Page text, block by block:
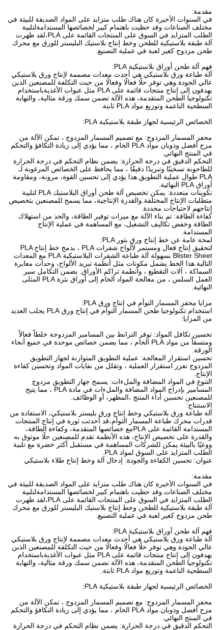
مقدمة:
في السنوات الأخيرة كان هناك طلب متزايد على المواد الصديقة للبيئة في
مختلف الصناعات.وقد حظيت باهتمام كبير لخصائصها المستدامةلتلبية
الطلب المتزايد في السوق على المنتجات القائمة على PLA،لقد ظهرت
آلة طبقة بلاستيكية للطحن وخط إنتاج بلاستيك البليستر للورق مع محرك
طحن مزدوج كغير لعبة في عملية التصنيع.
فهم آلة طحن أوراق بلاستيكية PLA:
آلة طباعة ورق بلاستيكي هي أحدث معدات مصممة لإنتاج ورق بلاستيكي
عالي الجودة.وهي توفر حلًا فعالًا وفعالًا من حيث التكلفة للمصنعين الذين
يهدفون إلى إنتاج منتجات قائمة على PLA مثل عبوات الأغذيةباستخدام
تكنولوجيا الطحن المتقدمة، هذه الآلة تضمن سمك ورقة مثالية، والنهاية
السطحية الناعمة وتوزيع مواد PLA ثابتة.
الخصائص الرئيسية لجهاز طبقة بلاستيكية PLA:
محفز المسمار المزدوج: مع تصميم المسمار المزدوج ، تمكن الآلة من
مزج أفضل وذوبان مواد PLA الخام ، مما يؤدي إلى زيادة التكافؤ والتحكم
في المنتج النهائي.
التحكم الدقيق في درجة الحرارة: يضمن نظام التحكم في درجة الحرارة
للطاحونة تسخينًا وتبريدًا دقيقًا ، مما يحافظ على الخصائص المرغوبة لـ
PLA طوال عملية التطويق.هذا يؤدي إلى تحسين القوة، مرونة، ومقاومة
أوراق PLA النهائية.
تكوينات متعددة: يمكن تخصيص آلة طحن أوراق البلاستيك PLA لتلبية
متطلبات الإنتاج المختلفة.والقدرة الإنتاجية، مما يسمح للمصنعين بتخصيص
إنتاجهم لاحتياجات محددة.
كفاءة الطاقة: تم بناء الآلة مع ميزات توفير الطاقة، والحد من استهلاك
الطاقة وخفض تكاليف التشغيل، مع المساهمة في عملية الإنتاج
المستدامة.
لمحة عامة عن خط إنتاج ورق بثور PLA:
لتحقيق إنتاج فعال ومستمر لألواح شفرات PLA ، يدمج خط إنتاج PLA
Blister Sheet بسهولة آلة طباعة الشفرات البلاستيكية PLA مع المعدات
التالية.هذا الخط يشمل مكونات مثل أنظمة تبريد الألواح، وحدات معايرة
السماكة ، آلات التقطيع ، وأنظمة تراكم الأوراق. يضمن التكامل سير
العمل السلس ، من معالجة المواد الخام إلى أوراق بثرة PLA المثلى
النهائية.
مزايا محفز المسمار التوأم في إنتاج ورق PLA:
استخدام تكنولوجيا طحن المسمار التوأم في إنتاج ورق PLA يجلب العديد
من المزايا:
تحسين تكافل المواد: توفر الترابط بين المسامير المزدوجة خلطاً فعالاً
ومتسقاً من مواد PLA الخام ، مما يضمن خصائص موحدة في جميع أنحاء
الورقة.
تحسين استقرار المعالجة: عملية التطويق المتوازنة لجهاز التطويق
المزدوج تعزز استقرار العملية ، وتقلل من نفايات المواد وتحسين كفاءة
الإنتاج.
التنوع في المواد المضافة والملءات: يسمح جهاز التطويق مزدوج
المسامير بإدراج المواد المضافة والملءات في مادة PLA ، مما يتيح
للمصنعين تحسين أداء المنتج ،المظهر، أو الوظائف.
الاستنتاج:
آلة طباعة ورق بلاستيكي وخط إنتاج ورق بليستر بلاستيكي، الاستفادة من
قدرات محرك طباعة المسمار التوأم،قد أحدثت ثورة في إنتاج المنتجات
المستدامة القائمة على PLAمع خصائصها المتقدمة، وكفاءة الطاقة،
والقدرة على تخصيص الإنتاج، هذه الأنظمة تقدم للمصنعين حلًا موثوق به
ووعيًا بالبيئة.يمكن للشركات المساهمة في مستقبل أكثر خضرة مع تلبية
الطلب المتزايد على السوق لمواد PLA.
عنوان: تحسين الكفاءة والجودة: إدخال آلة وخط إنتاج طلاء بلاستيكي
مقدمة:
في السنوات الأخيرة كان هناك طلب متزايد على المواد الصديقة للبيئة في
مختلف الصناعات.وقد حظيت باهتمام كبير لخصائصها المستدامةلتلبية
الطلب المتزايد في السوق على المنتجات القائمة على PLA،لقد ظهرت
آلة طبقة بلاستيكية للطحن وخط إنتاج بلاستيك البليستر للورق مع محرك
طحن مزدوج كغير لعبة في عملية التصنيع.
فهم آلة طحن أوراق بلاستيكية PLA:
آلة طباعة ورق بلاستيكي هي أحدث معدات مصممة لإنتاج ورق بلاستيكي
عالي الجودة.وهي توفر حلًا فعالًا وفعالًا من حيث التكلفة للمصنعين الذين
يهدفون إلى إنتاج منتجات قائمة على PLA مثل عبوات الأغذيةباستخدام
تكنولوجيا الطحن المتقدمة، هذه الآلة تضمن سمك ورقة مثالية، والنهاية
السطحية الناعمة وتوزيع مواد PLA ثابتة.
الخصائص الرئيسية لجهاز طبقة بلاستيكية PLA:
محفز المسمار المزدوج: مع تصميم المسمار المزدوج ، تمكن الآلة من
مزج أفضل وذوبان مواد PLA الخام ، مما يؤدي إلى زيادة التكافؤ والتحكم
في المنتج النهائي.
التحكم الدقيق في درجة الحرارة: يضمن نظام التحكم في درجة الحرارة